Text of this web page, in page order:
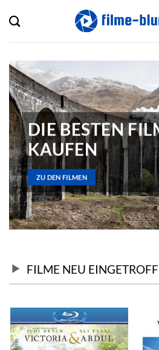
Inhalt
springen
DIE BESTEN
KAUFEN
ZU DEN FILMEN
FILME NEU